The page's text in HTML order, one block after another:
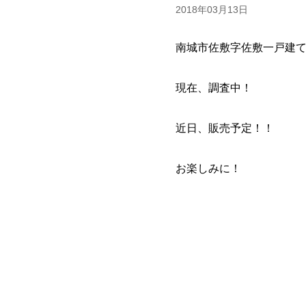
2018年03月13日
南城市佐敷字佐敷一戸建
現在、調査中！
近日、販売予定！！
お楽しみに！